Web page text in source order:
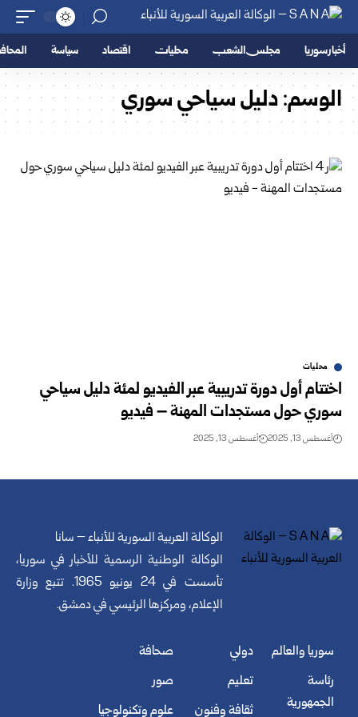
أخبار سوريا مجلس الشعب محليات اقتصاد سياسة
الوسم:دليل سياحي سوري
محليات
اختتام أول دورة تدريبية عبر الفيديو لمئة دليل سياحي
سوري حول مستجدات المهنة – فيديو
أغسطس 13, 2025 أغسطس 13, 2025
الوكالة العربية السورية للأنباء – سانا
الوكالة الوطنية الرسمية للأخبار في سوريا،
تأسست في 24 يونيو 1965. تتبع وزارة
الإعلام، ومركزها الرئيسي في دمشق.
سوريا والعالم
رئاسة
الجمهورية
دولي
تعليم
ثقافة وفنون
صحافة
صور
علوم وتكنولوجيا